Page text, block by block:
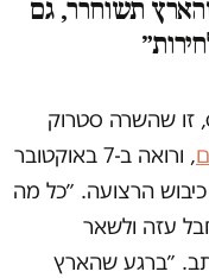
תשוחרר, גם
זו שהשרה סטרוק
, ורואה ב-7 באוקטובר
הרצועה. ״כל מה
עזה ולשאר
״ברגע שהארץ